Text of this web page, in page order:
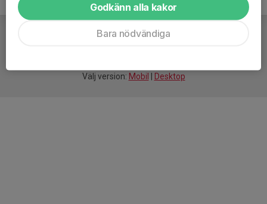
Välj version: Mobil Desktop
Godkänn alla kakor
Bara nödvändiga